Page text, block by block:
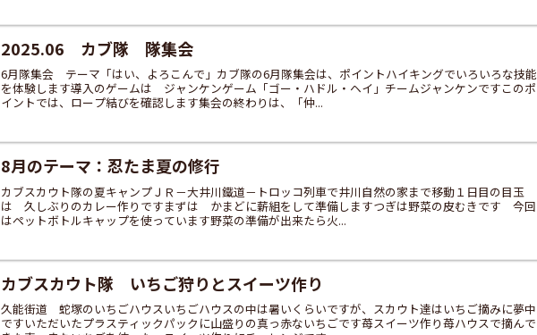
2025.06 カブ隊 隊集会
6月隊集会 テーマ「はい、よろこんで」カブ隊の6月隊集会は、ポイントハイキングでいろいろな技能
を体験します導入のゲームは ジャンケンゲーム「ゴー・ハドル・ヘイ」チームジャンケンですこのポ
イントでは、ロープ結びを確認します集会の終わりは、「仲...
8月のテーマ：忍たま夏の修行
カブスカウト隊の夏キャンプＪＲ－大井川鐵道－トロッコ列車で井川自然の家まで移動１日目の目玉
は 久しぶりのカレー作りですまずは かまどに薪組をして準備しますつぎは野菜の皮むきです 今回
はペットボトルキャップを使っています野菜の準備が出来たら火...
カブスカウト隊 いちご狩りとスイーツ作り
久能街道 蛇塚のいちごハウスいちごハウスの中は暑いくらいですが、スカウト達はいちご摘みに夢中
ですいただいたプラスティックパックに山盛りの真っ赤ないちごです苺スイーツ作り苺ハウスで摘んで